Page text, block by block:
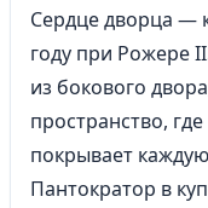
Сердце дворца —
году при Рожере
из бокового
пространство,
покрывает
Пантократор в